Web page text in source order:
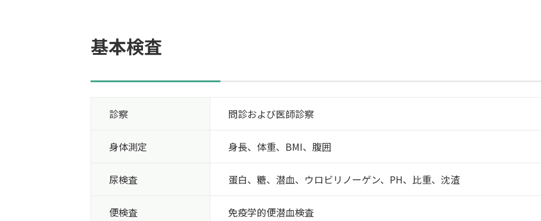
基本検査
診察 問診および医師診察
身体測定 身長、体重、BMI、腹囲
尿検査 蛋白、糖、潜血、ウロビリノーゲン、PH、比重、沈渣
便検査 免疫学的便潜血検査